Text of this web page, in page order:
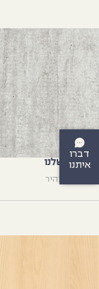
הצבעים שלנו
דגם בטון בהיר
דברו
איתנו